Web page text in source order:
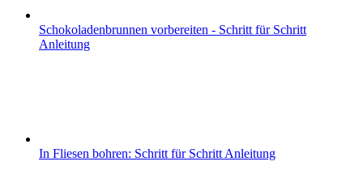
Schokoladenbrunnen vorbereiten - Schritt für Schritt
Anleitung
In Fliesen bohren: Schritt für Schritt Anleitung